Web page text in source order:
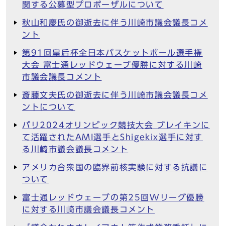
関する公募型プロポーザルについて
秋山和慶氏の御逝去に伴う川崎市議会議長コメ
ント
第91回皇后杯全日本バスケットボール選手権
大会 富士通レッドウェーブ優勝に対する川崎
市議会議長コメント
斎藤文夫氏の御逝去に伴う川崎市議会議長コメ
ントについて
パリ2024オリンピック競技大会 ブレイキンに
て活躍されたAMI選手とShigekix選手に対す
る川崎市議会議長コメント
アメリカ合衆国の臨界前核実験に対する抗議に
ついて
富士通レッドウェーブの第25回Wリーグ優勝
に対する川崎市議会議長コメント